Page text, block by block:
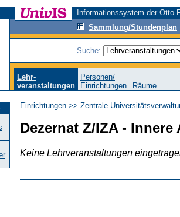
Informationssystem der
Sammlung/Stundenplan
Suche:
Lehr-
veranstaltungen
Personen/
Einrichtungen
Räume
Einrichtungen >> Zentrale
Dezernat Z/IZA -
Keine Lehrveranstaltungen